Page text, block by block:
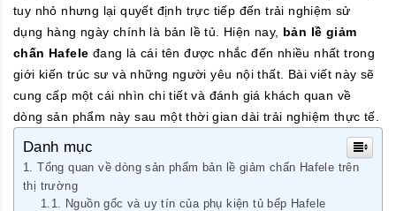
tuy nhỏ nhưng lại quyết định trực tiếp đến trải nghiệm sử
dụng hàng ngày chính là bản lề tủ. Hiện nay, bản lề giảm
chấn Hafele đang là cái tên được nhắc đến nhiều nhất trong
giới kiến trúc sư và những người yêu nội thất. Bài viết này sẽ
cung cấp một cái nhìn chi tiết và đánh giá khách quan về
dòng sản phẩm này sau một thời gian dài trải nghiệm thực tế.
Danh mục
Tổng quan về dòng sản phẩm bản lề giảm chấn Hafele trên
thị trường
Nguồn gốc và uy tín của phụ kiện tủ bếp Hafele